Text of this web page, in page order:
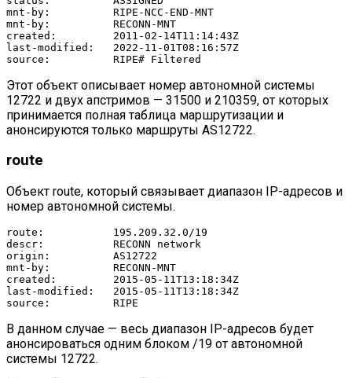
mnt-by:          RIPE-NCC-END-MNT
mnt-by:          RECONN-MNT
created:         2011-02-14T11:14:43Z
last-modified:   2022-11-01T08:16:57Z
source:          RIPE# Filtered
Этот объект описывает номер автономной системы
12722 и двух апстримов — 31500 и 210359, от которых
принимается полная таблица маршрутизации и
анонсируются только маршруты AS12722.
route
Объект route, который связывает диапазон IP-адресов и
номер автономной системы.
route:           195.209.32.0/19
descr:           RECONN network
origin:          AS12722
mnt-by:          RECONN-MNT
created:         2015-05-11T13:18:34Z
last-modified:   2015-05-11T13:18:34Z
source:          RIPE
В данном случае — весь диапазон IP-адресов будет
анонсироваться одним блоком /19 от автономной
системы 12722.